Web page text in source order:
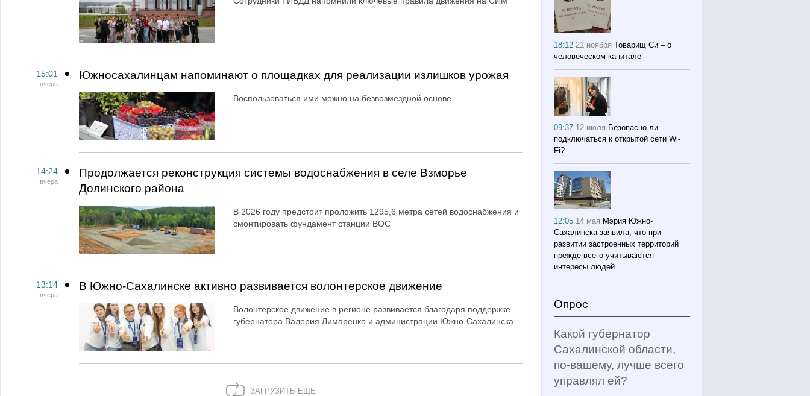
15:01
вчера
Южносахалинцам напоминают о площадках для реализации излишков урожая
Воспользоваться ими можно на безвозмездной основе
14:24
вчера
Продолжается реконструкция системы водоснабжения в селе Взморье
Долинского района
В 2026 году предстоит проложить 1295,6 метра сетей водоснабжения и
смонтировать фундамент станции ВОС
13:14
вчера
В Южно-Сахалинске активно развивается волонтерское движение
Волонтерское движение в регионе развивается благодаря поддержке
губернатора Валерия Лимаренко и администрации Южно-Сахалинска
ЗАГРУЗИТЬ ЕЩЕ
18:1221 ноября Товарищ Си – о
человеческом капитале
09:37 12 июля Безопасно ли
подключаться к открытой сети Wi-
Fi?
12:05 14 мая Мэрия Южно-
Сахалинска заявила, что при
развитии застроенных территорий
прежде всего учитываются
интересы людей
Опрос
Какой губернатор
Сахалинской области,
по-вашему, лучше всего
управлял ей?